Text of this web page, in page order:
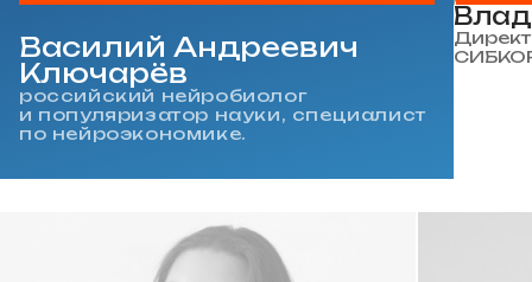
Василий Андреевич
Ключарёв
российский нейробиолог
и популяризатор науки, специалист
по нейроэкономике.